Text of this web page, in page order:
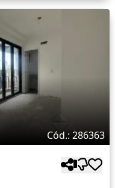
Cód.: 286363